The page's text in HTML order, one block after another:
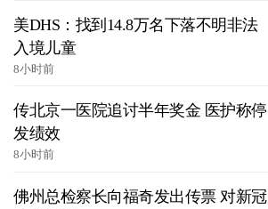
美DHS：找到14.8万名下落不明非法
入境儿童
8小时前
传北京一医院追讨半年奖金 医护称停
发绩效
8小时前
佛州总检察长向福奇发出传票 对新冠